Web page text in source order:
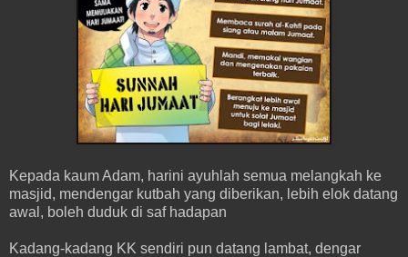
Kepada kaum Adam, harini ayuhlah semua melangkah ke
masjid, mendengar kutbah yang diberikan, lebih elok datang
awal, boleh duduk di saf hadapan
Kadang-kadang KK sendiri pun datang lambat, dengar